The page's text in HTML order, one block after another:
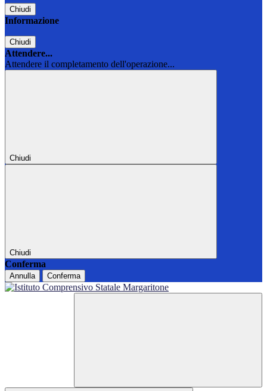
Chiudi
Informazione
Chiudi
Attendere...
Attendere il completamento dell'operazione...
Chiudi
Chiudi
Conferma
Annulla Conferma